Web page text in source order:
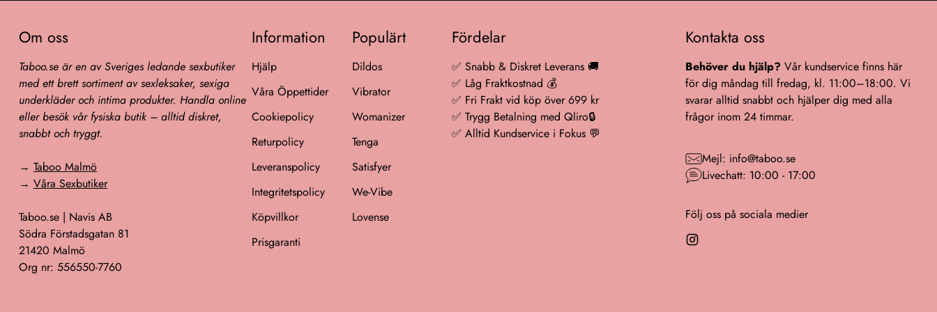
Om oss
Taboo.se är en av Sveriges ledande sexbutiker
med ett brett sortiment av sexleksaker, sexiga
underkläder och intima produkter. Handla online
eller besök vår fysiska butik – alltid diskret,
snabbt och tryggt.
→ Taboo Malmö
→ Våra Sexbutiker
Taboo.se | Navis AB
Södra Förstadsgatan 81
21420 Malmö
Org nr: 556550-7760
Information
Hjälp
Våra Öppettider
Cookiepolicy
Returpolicy
Leveranspolicy
Integritetspolicy
Köpvillkor
Prisgaranti
Populärt
Dildos
Vibrator
Womanizer
Tenga
Satisfyer
We-Vibe
Lovense
Fördelar
✅ Snabb & Diskret Leverans 🚚
✅ Låg Fraktkostnad 💰
✅ Fri Frakt vid köp över 699 kr
✅ Trygg Betalning med Qliro🔒
✅ Alltid Kundservice i Fokus 💬
Kontakta oss
Behöver du hjälp?Vår kundservice finns här
för dig måndag till fredag, kl. 11:00–18:00. Vi
svarar alltid snabbt och hjälper dig med alla
frågor inom 24 timmar.
Mejl: info@taboo.se
Livechatt: 10:00 - 17:00
Följ oss på sociala medier